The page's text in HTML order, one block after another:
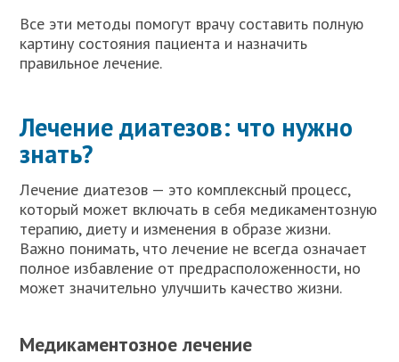
Все эти методы помогут врачу составить полную
картину состояния пациента и назначить
правильное лечение.
Лечение диатезов: что нужно
знать?
Лечение диатезов — это комплексный процесс,
который может включать в себя медикаментозную
терапию, диету и изменения в образе жизни.
Важно понимать, что лечение не всегда означает
полное избавление от предрасположенности, но
может значительно улучшить качество жизни.
Медикаментозное лечение